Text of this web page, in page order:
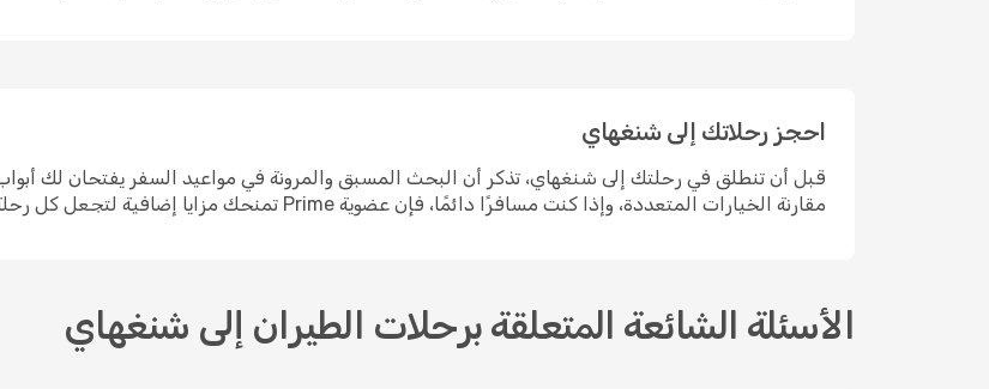
احجز رحلاتك إلى شنغهاي
مقارنة الخيارات المتعددة، وإذا كنت مسافرًا دائمًا، فإن عضوية Prime تمنحك مزايا إضافية لتجعل كل رحلة أكثر توفيرًا وسلاسة.
الأسئلة الشائعة المتعلقة برحلات الطيران إلى شنغهاي